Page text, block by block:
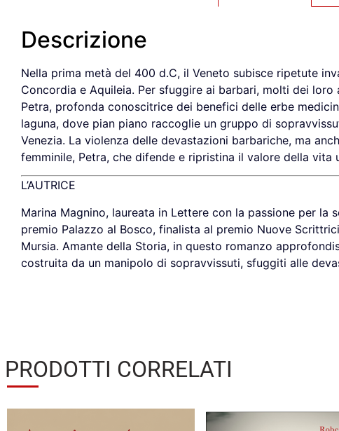
Descrizione
Nella prima metà del 400 d.C, il Veneto subisce ripetute
Concordia e Aquileia. Per sfuggire ai barbari, molti dei
Petra, profonda conoscitrice dei benefici delle erbe
laguna, dove pian piano raccoglie un gruppo di
Venezia. La violenza delle devastazioni barbariche, ma
femminile, Petra, che difende e ripristina il valore della vita
L’AUTRICE
Marina Magnino, laureata in Lettere con la passione per
premio Palazzo al Bosco, finalista al premio Nuove
Mursia. Amante della Storia, in questo romanzo
costruita da un manipolo di sopravvissuti, sfuggiti alle
PRODOTTI CORRELATI